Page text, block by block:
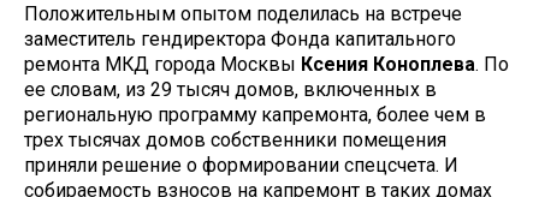
Положительным опытом поделилась на встрече
заместитель гендиректора Фонда капитального
ремонта МКД города Москвы Ксения Коноплева. По
ее словам, из 29 тысяч домов, включенных в
региональную программу капремонта, более чем в
трех тысячах домов собственники помещения
приняли решение о формировании спецсчета. И
собираемость взносов на капремонт в таких домах